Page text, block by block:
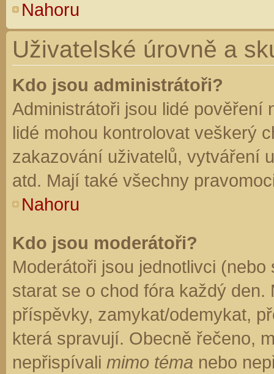
Nahoru
Uživatelské úrovně a
Kdo jsou administrátoři?
Administrátoři jsou lidé pověření
lidé mohou kontrolovat veškerý
zakazování uživatelů, vytváření
atd. Mají také všechny
Nahoru
Kdo jsou moderátoři?
Moderátoři jsou jednotlivci
starat se o chod fóra každý
příspěvky, zamykat/odemykat,
která spravují. Obecně řečeno,
nepřispívali mimo téma nebo